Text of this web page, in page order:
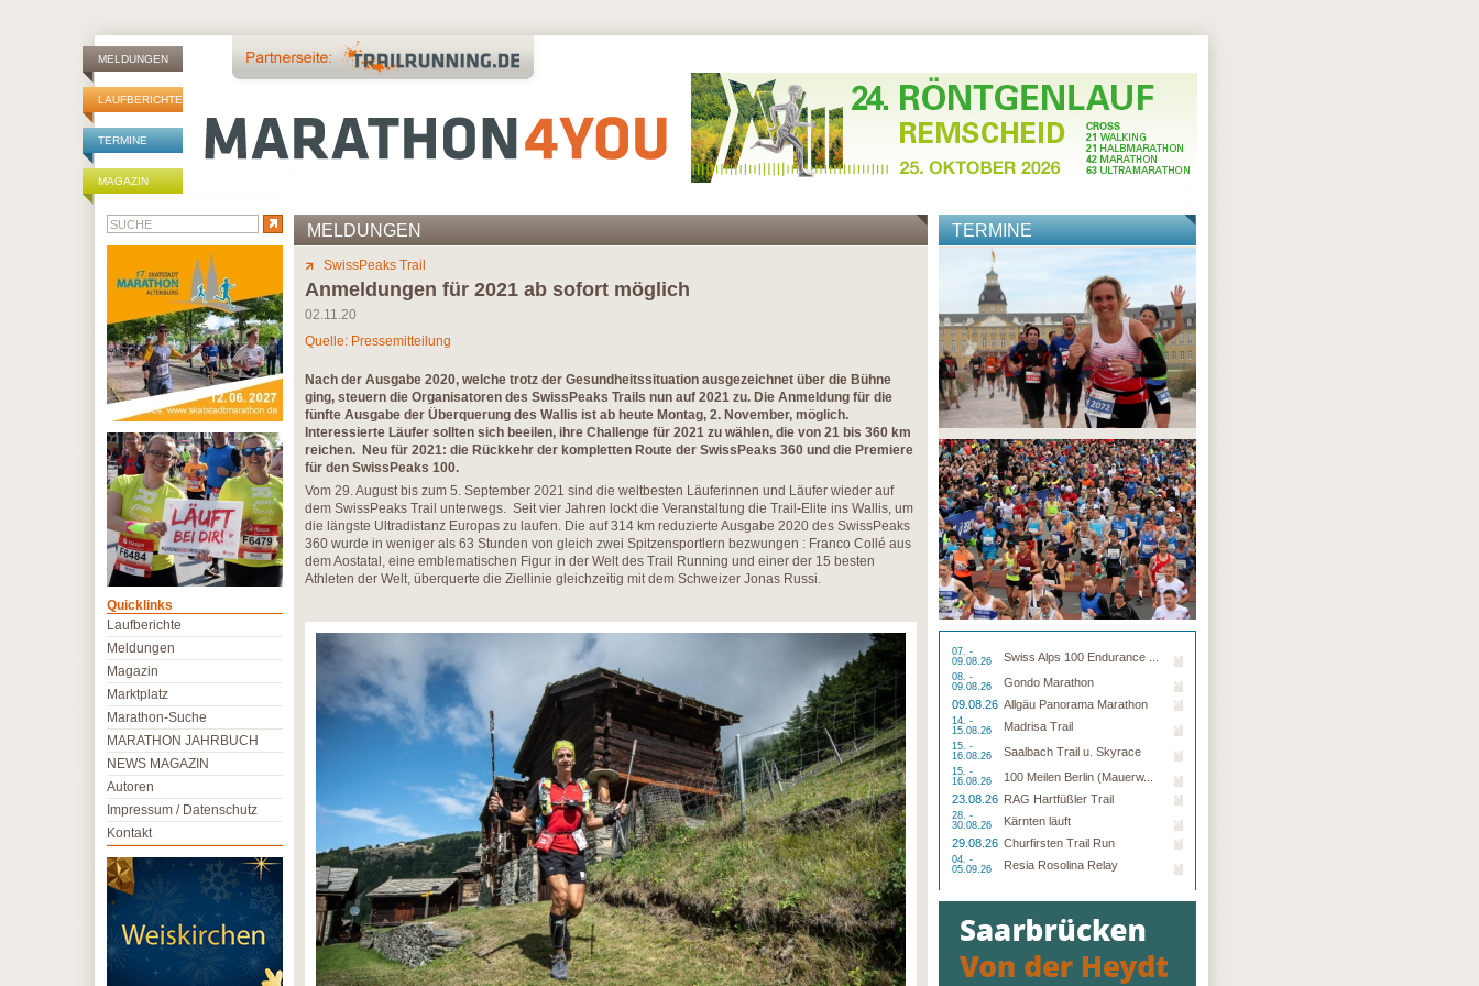
MELDUNGEN
LAUFBERICHTE
TERMINE
MAGAZIN
MELDUNGEN
SwissPeaks Trail
Anmeldungen für 2021 ab sofort möglich
02.11.20
Quelle: Pressemitteilung
Nach der Ausgabe 2020, welche trotz der Gesundheitssituation ausgezeichnet über die Bühne
ging, steuern die Organisatoren des SwissPeaks Trails nun auf 2021 zu. Die Anmeldung für die
fünfte Ausgabe der Überquerung des Wallis ist ab heute Montag, 2. November, möglich.
Interessierte Läufer sollten sich beeilen, ihre Challenge für 2021 zu wählen, die von 21 bis 360 km
reichen. Neu für 2021: die Rückkehr der kompletten Route der SwissPeaks 360 und die Premiere
für den SwissPeaks 100.
Vom 29. August bis zum 5. September 2021 sind die weltbesten Läuferinnen und Läufer wieder auf
dem SwissPeaks Trail unterwegs. Seit vier Jahren lockt die Veranstaltung die Trail-Elite ins Wallis, um
die längste Ultradistanz Europas zu laufen. Die auf 314 km reduzierte Ausgabe 2020 des SwissPeaks
360 wurde in weniger als 63 Stunden von gleich zwei Spitzensportlern bezwungen : Franco Collé aus
dem Aostatal, eine emblematischen Figur in der Welt des Trail Running und einer der 15 besten
Athleten der Welt, überquerte die Ziellinie gleichzeitig mit dem Schweizer Jonas Russi.
TERMINE
07. -
09.08.26
Swiss Alps 100 Endurance ...
08. -
09.08.26
Gondo Marathon
09.08.26 Allgäu Panorama Marathon
14. -
15.08.26
Madrisa Trail
15. -
16.08.26
Saalbach Trail u. Skyrace
15. -
16.08.26
100 Meilen Berlin (Mauerw...
23.08.26 RAG Hartfüßler Trail
28. -
30.08.26
Kärnten läuft
29.08.26 Churfirsten Trail Run
04. -
05.09.26
Resia Rosolina Relay
Quicklinks
Laufberichte
Meldungen
Magazin
Marktplatz
Marathon-Suche
MARATHON JAHRBUCH
NEWS MAGAZIN
Autoren
Impressum / Datenschutz
Kontakt